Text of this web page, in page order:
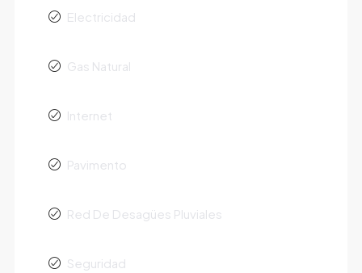
Electricidad
Gas Natural
Internet
Pavimento
Red De Desagües Pluviales
Seguridad